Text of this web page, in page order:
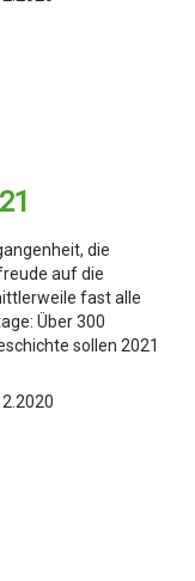
die
auf die
fast alle
Über 300
sollen 2021